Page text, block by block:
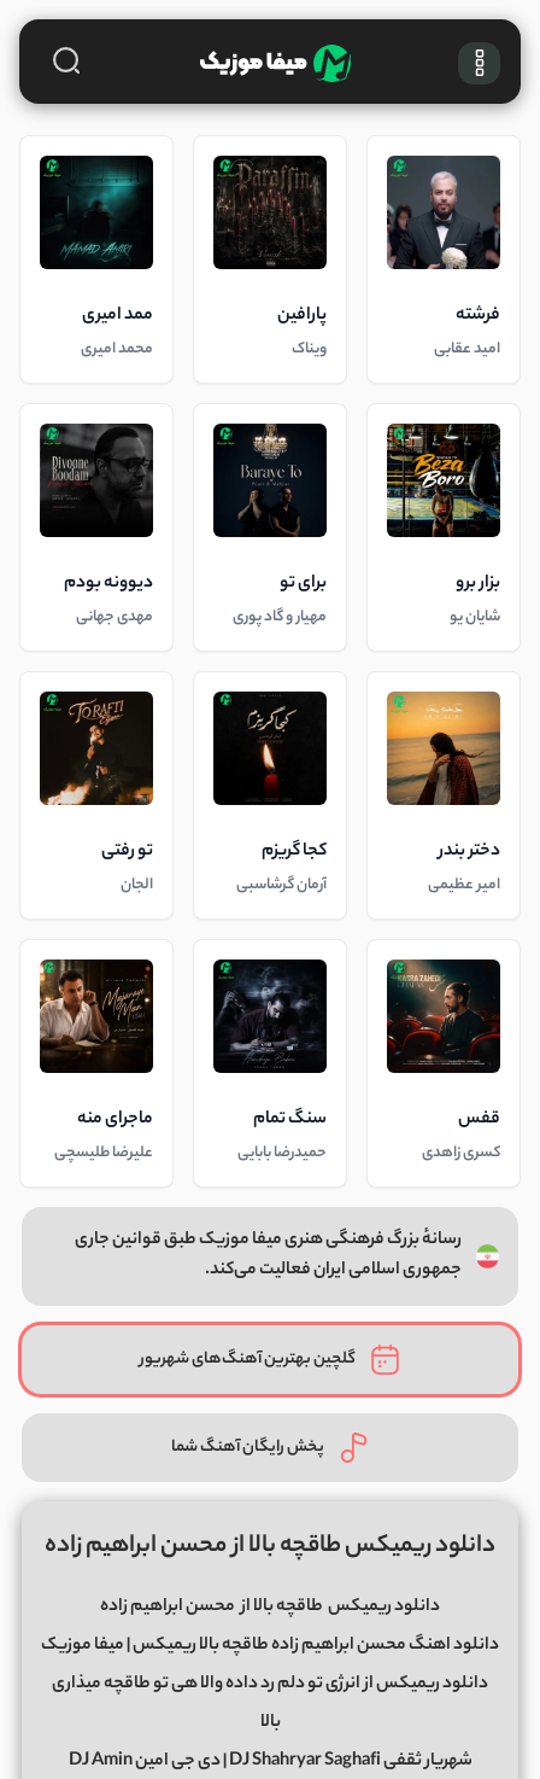
فرشته
امید عقابی
پارافین
ویناک
ممد امیری
محمد امیری
بزار برو
شایان یو
برای تو
مهیار و گاد پوری
دیوونه بودم
مهدی جهانی
دختر بندر
امیر عظیمی
کجا گریزم
آرمان گرشاسبی
تو رفتی
الجان
قفس
کسری زاهدی
سنگ تمام
حمیدرضا بابایی
ماجرای منه
علیرضا طلیسچی
رسانهٔ بزرگ فرهنگی هنری میفا موزیک طبق قوانین جاری
جمهوری اسلامی ایران فعالیت می‌کند.
گلچین بهترین آهنگ‌های شهریور
پخش رایگان آهنگ شما
دانلود ریمیکس طاقچه بالا از محسن ابراهیم زاده
دانلود ریمیکس طاقچه بالا ازمحسن ابراهیم زاده
دانلود اهنگ محسن ابراهیم زاده طاقچه بالا ریمیکس | میفا موزیک
دانلود ریمیکس از انرژی تو دلم رد داده والا هی تو طاقچه میذاری
بالا
شهریار ثقفی DJ Shahryar Saghafi | دی جی امین DJ Amin